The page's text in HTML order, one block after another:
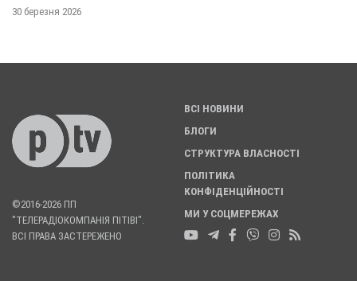
30 березня 2026
©2016-2026 ПП
"ТЕЛЕРАДІОКОМПАНІЯ ПІТІВІ".
ВСІ ПРАВА ЗАСТЕРЕЖЕНО
ВСІ НОВИНИ
БЛОГИ
СТРУКТУРА ВЛАСНОСТІ
ПОЛІТИКА
КОНФІДЕНЦІЙНОСТІ
МИ У СОЦМЕРЕЖАХ